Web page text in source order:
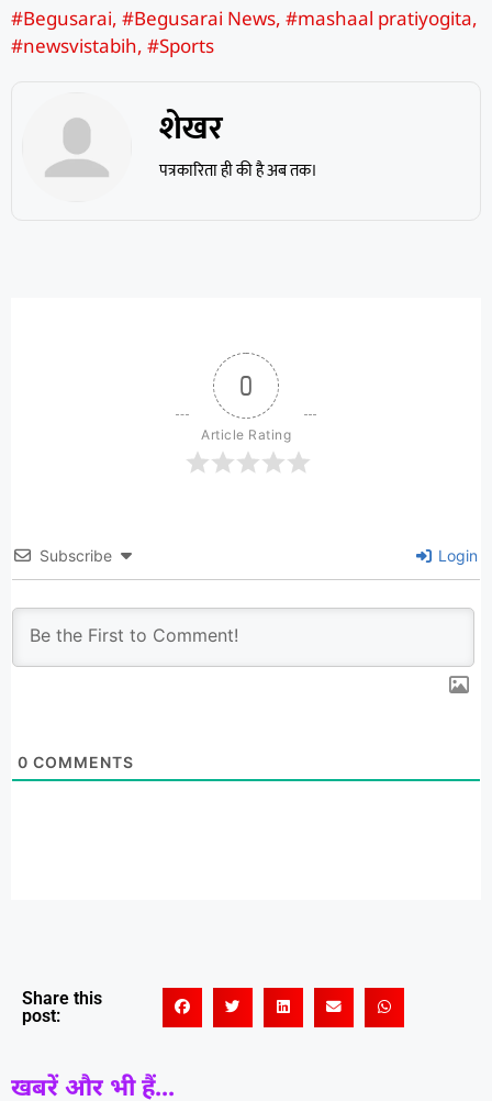
#Begusarai, #Begusarai News, #mashaal pratiyogita,
#newsvistabih, #Sports
शेखर
पत्रकारिता ही की है अब तक।
0
Article Rating
Subscribe Login
0 COMMENTS
Share this
post:
खबरें और भी हैं...